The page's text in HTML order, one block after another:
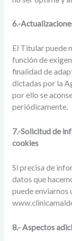
6.-
El Titular puede
función de
finalidad de
dictadas por la
por ello se
periódicamente.
7.-Solicitud de
cookies
Si precisa de
datos que
puede enviarnos
8.- Aspectos